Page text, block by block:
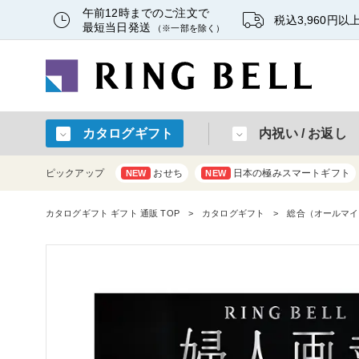
午前12時までのご注文で
最短当日発送
（※一部を除く）
税込3,960円以
カタログギフト 内祝い / お返し
ピックアップ NEW おせち NEW 日本の極みスマートギフト
カタログギフト ギフト 通販 TOP カタログギフト 総合（オールマ